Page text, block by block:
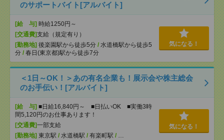
のサポートバイト[アルバイト]
[給 与] 時給1250円～
[交通費]支給（規定有り）
[勤務地] 後楽園駅から徒歩5分 / 水道橋駅から徒歩5
分 / 春日(東京都)駅から徒歩7分
気になる！
＜1日～OK！＞あの有名企業も！展示会や株主総会
のお手伝い！[アルバイト]
[給 与] ■日給16,840円～ ■日払いOK ■実働3時
間5,120円のお仕事あります！
[交通費]一部支給
[勤務地] 東京駅 / 水道橋駅 / 有楽町駅 / …
気になる！